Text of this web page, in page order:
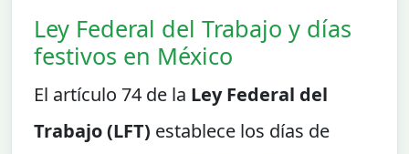
Ley Federal del Trabajo y días
festivos en México
El artículo 74 de la Ley Federal del
Trabajo (LFT) establece los días de